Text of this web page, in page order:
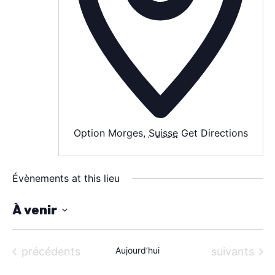
SPECTACLE
À PROPOS
CONTACT
Option Morges, Suisse Get Directions
Évènements at this lieu
À venir
S
é Évènements
précédents Aujourd’hui Évènements
suivants